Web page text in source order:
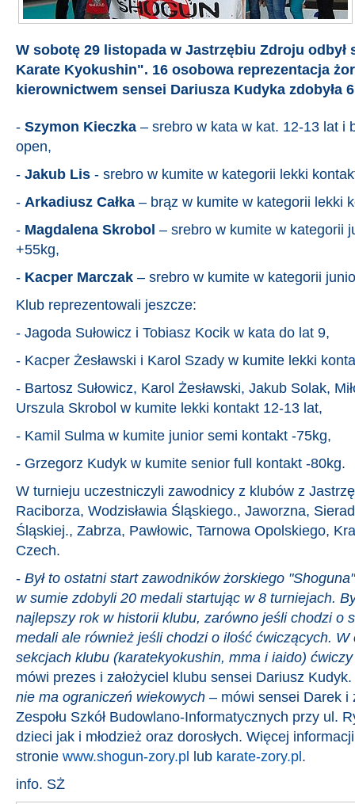
W sobotę 29 listopada w Jastrzębiu Zdroju odbył
Karate Kyokushin". 16 osobowa reprezentacja
kierownictwem sensei Dariusza Kudyka zdobyła
- Szymon Kieczka – srebro w kata w kat. 12-13 lat i
open,
- Jakub Lis - srebro w kumite w kategorii lekki
- Arkadiusz Całka – brąz w kumite w kategorii lekki
- Magdalena Skrobol – srebro w kumite w kategorii
+55kg,
- Kacper Marczak – srebro w kumite w kategorii
Klub reprezentowali jeszcze:
- Jagoda Sułowicz i Tobiasz Kocik w kata do lat 9,
- Kacper Żesławski i Karol Szady w kumite lekki
- Bartosz Sułowicz, Karol Żesławski, Jakub Solak,
Urszula Skrobol w kumite lekki kontakt 12-13 lat,
- Kamil Sulma w kumite junior semi kontakt -75kg,
- Grzegorz Kudyk w kumite senior full kontakt -80kg.
W turnieju uczestniczyli zawodnicy z klubów z
Raciborza, Wodzisławia Śląskiego., Jaworzna,
Śląskiej., Zabrza, Pawłowic, Tarnowa Opolskiego,
Czech.
- Był to ostatni start zawodników żorskiego
w sumie zdobyli 20 medali startując w 8 turniejach.
najlepszy rok w historii klubu, zarówno jeśli chodzi o
medali ale również jeśli chodzi o ilość ćwiczących. W
sekcjach klubu (karatekyokushin, mma i iaido)
mówi prezes i założyciel klubu sensei Dariusz Kudyk.
nie ma ograniczeń wiekowych – mówi sensei Darek i
Zespołu Szkół Budowlano-Informatycznych przy ul.
dzieci jak i młodzież oraz dorosłych. Więcej
stronie www.shogun-zory.pl lub karate-zory.pl.
info. SŻ